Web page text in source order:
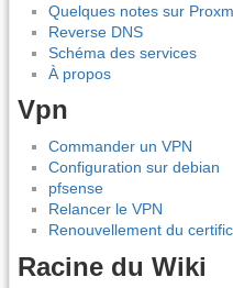
Quelques notes sur
Reverse DNS
Schéma des services
À propos
Vpn
Commander un VPN
Configuration sur debian
pfsense
Relancer le VPN
Renouvellement du
Racine du Wiki